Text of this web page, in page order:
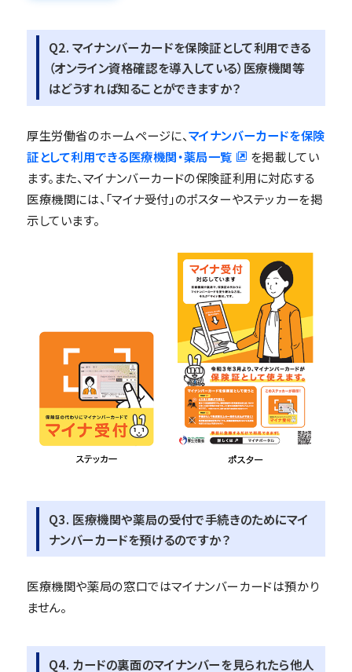
Q2. マイナンバーカードを保険証として利用できる
（オンライン資格確認を導入している）医療機関等
はどうすれば知ることができますか？
厚生労働省のホームページに、マイナンバーカードを保険
証として利用できる医療機関・薬局一覧
を掲載してい
ます。また、マイナンバーカードの保険証利用に対応する
医療機関には、「マイナ受付」のポスターやステッカーを掲
示しています。
Q3. 医療機関や薬局の受付で手続きのためにマイ
ナンバーカードを預けるのですか？
医療機関や薬局の窓口ではマイナンバーカードは預かり
ません。
Q4. カードの裏面のマイナンバーを見られたら他人